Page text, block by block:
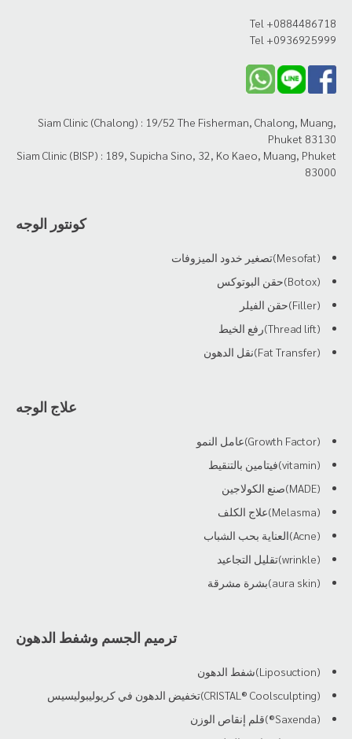
Tel +0884486718
Tel +0936925999
Siam Clinic (Chalong) : 19/52 The Fisherman, Chalong, Muang,
Phuket 83130
Siam Clinic (BISP) : 189, Supicha Sino, 32, Ko Kaeo, Muang, Phuket
83000
كونتور الوجه
(Mesofat)تصغير خدود الميزوفات
(Botox)حقن البوتوكس
(Filler)حقن الفيلر
(Thread lift)رفع الخيط
(Fat Transfer)نقل الدهون
علاج الوجه
(Growth Factor)عامل النمو
(vitamin)فيتامين بالتنقيط
(MADE)صنع الكولاجين
(Melasma)علاج الكلف
(Acne)العناية بحب الشباب
(wrinkle)تقليل التجاعيد
(aura skin)بشرة مشرقة
ترميم الجسم وشفط الدهون
(Liposuction)شفط الدهون
(CRISTAL® Coolsculpting)تخفيض الدهون في كريوليبوليسيس
(Saxenda®)قلم إنقاص الوزن